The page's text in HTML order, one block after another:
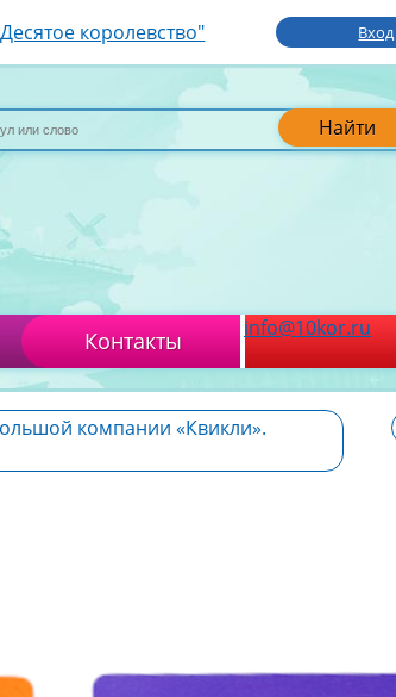
королевство" Вход
Найти
Контакты info@10kor.ru
компании «Квикли».